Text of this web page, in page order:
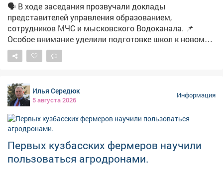
🗣️ В ходе заседания прозвучали доклады
представителей управления образованием,
сотрудников МЧС и мысковского Водоканала. 📌
Особое внимание уделили подготовке школ к новому
Илья Середюк
5 августа 2026
Информация
Первых кузбасских фермеров научили
пользоваться агродронами.